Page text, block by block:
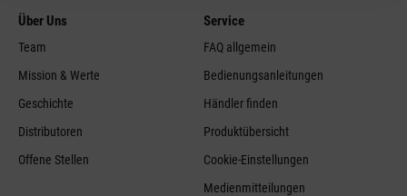
Über Uns
Team
Mission & Werte
Geschichte
Distributoren
Offene Stellen
Service
FAQ allgemein
Bedienungsanleitungen
Händler finden
Produktübersicht
Cookie-Einstellungen
Medienmitteilungen